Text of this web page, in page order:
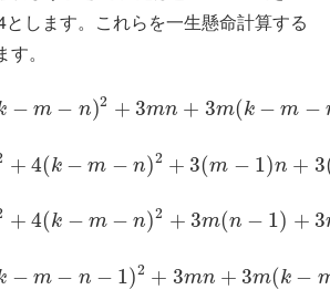
します。これらを一生懸命計算する
。
− m − n)2 + 3mn + 3m(k − m −
+ 4(k − m − n)2 + 3(m − 1)n + 3
+ 4(k − m − n)2 + 3m(n − 1) + 3
− m − n − 1)2 + 3mn + 3m(k −